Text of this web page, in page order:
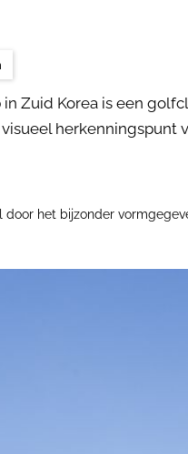
Zuid Korea is een
herkenningspunt
het bijzonder